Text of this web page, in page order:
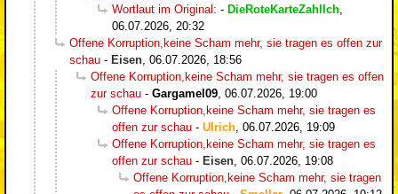
Wortlaut im Original: - DieRoteKarteZahlIch
06.07.2026, 20:32
Offene Korruption,keine Scham mehr, sie tragen es offen zur
schau - Eisen 06.07.2026, 18:56
Offene Korruption,keine Scham mehr, sie tragen es offen
zur schau - Gargamel09 06.07.2026, 19:00
Offene Korruption,keine Scham mehr, sie tragen es
offen zur schau - Ulrich 06.07.2026, 19:09
Offene Korruption,keine Scham mehr, sie tragen es
offen zur schau - Eisen 06.07.2026, 19:08
Offene Korruption,keine Scham mehr, sie tragen